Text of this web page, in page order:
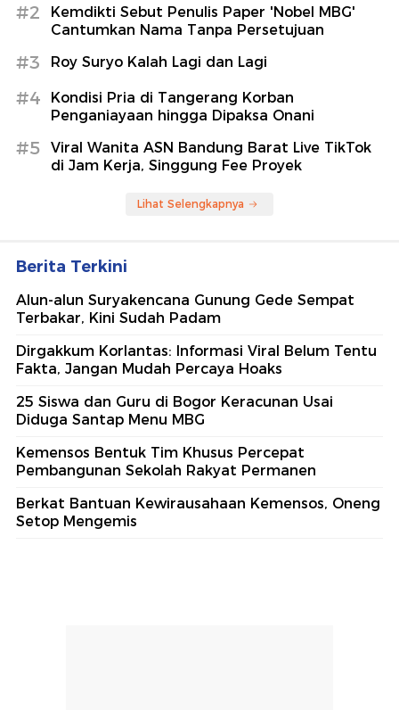
#2
Kemdikti Sebut Penulis Paper 'Nobel MBG'
Cantumkan Nama Tanpa Persetujuan
#3 Roy Suryo Kalah Lagi dan Lagi
#4
Kondisi Pria di Tangerang Korban
Penganiayaan hingga Dipaksa Onani
#5
Viral Wanita ASN Bandung Barat Live TikTok
di Jam Kerja, Singgung Fee Proyek
Lihat Selengkapnya
Berita Terkini
Alun-alun Suryakencana Gunung Gede Sempat
Terbakar, Kini Sudah Padam
Dirgakkum Korlantas: Informasi Viral Belum Tentu
Fakta, Jangan Mudah Percaya Hoaks
25 Siswa dan Guru di Bogor Keracunan Usai
Diduga Santap Menu MBG
Kemensos Bentuk Tim Khusus Percepat
Pembangunan Sekolah Rakyat Permanen
Berkat Bantuan Kewirausahaan Kemensos, Oneng
Setop Mengemis